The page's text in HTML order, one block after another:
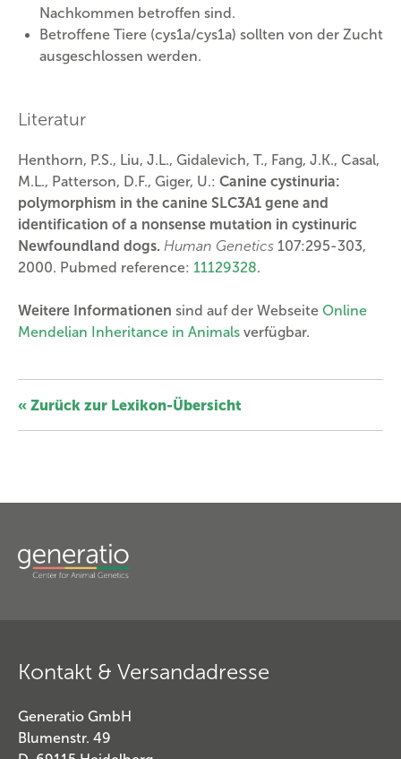
Nachkommen betroffen sind.
Betroffene Tiere (cys1a/cys1a) sollten von der Zucht
ausgeschlossen werden.
Literatur
Henthorn, P.S., Liu, J.L., Gidalevich, T., Fang, J.K., Casal,
M.L., Patterson, D.F., Giger, U.: Canine cystinuria:
polymorphism in the canine SLC3A1 gene and
identification of a nonsense mutation in cystinuric
Newfoundland dogs. Human Genetics 107:295-303,
2000. Pubmed reference: 11129328.
Weitere Informationen sind auf der Webseite Online
Mendelian Inheritance in Animals verfügbar.
« Zurück zur Lexikon-Übersicht
Kontakt & Versandadresse
Generatio GmbH
Blumenstr. 49